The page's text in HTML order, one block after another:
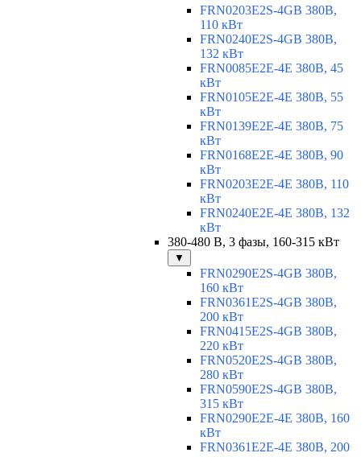
FRN0203E2S-4GB 380В,
110 кВт
FRN0240E2S-4GB 380В,
132 кВт
FRN0085E2E-4E 380В, 45
кВт
FRN0105E2E-4E 380В, 55
кВт
FRN0139E2E-4E 380В, 75
кВт
FRN0168E2E-4E 380В, 90
кВт
FRN0203E2E-4E 380В, 110
кВт
FRN0240E2E-4E 380В, 132
кВт
380-480 В, 3 фазы, 160-315 кВт
▼
FRN0290E2S-4GB 380В,
160 кВт
FRN0361E2S-4GB 380В,
200 кВт
FRN0415E2S-4GB 380В,
220 кВт
FRN0520E2S-4GB 380В,
280 кВт
FRN0590E2S-4GB 380В,
315 кВт
FRN0290E2E-4E 380В, 160
кВт
FRN0361E2E-4E 380В, 200